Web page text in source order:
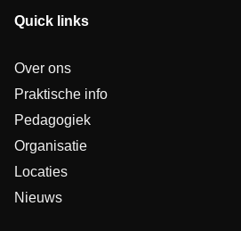
Quick links
Over ons
Praktische info
Pedagogiek
Organisatie
Locaties
Nieuws